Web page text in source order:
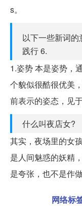
s。
以下一些新词的
践行 6.
1.姿势 本是姿势，
个貌似很酷很优美
前表示的姿态，见
什么叫夜店女?
其实，夜场里的女
是人间魅惑的妖精
是夸张，也不是作
网络标